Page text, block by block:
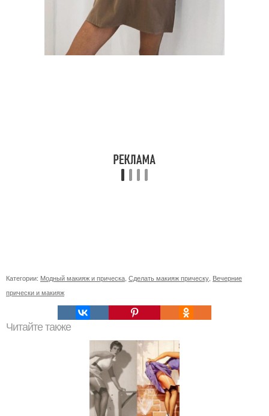
Категории: Модный макияж и прическа, Сделать макияж прическу, Вечерние
прически и макияж
Читайте также